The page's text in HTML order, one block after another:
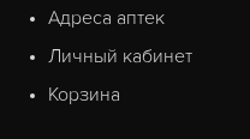
Адреса аптек
Личный кабинет
Корзина